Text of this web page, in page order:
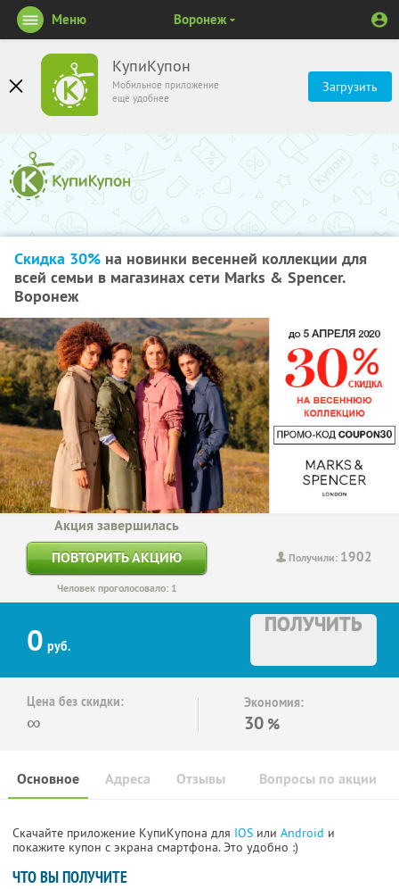
КупиКупон
Мобильное приложение
ещё удобнее
Загрузить
Меню Воронеж
Скидка 30% на новинки весенней коллекции для
всей семьи в магазинах сети Marks & Spencer.
Воронеж
Получили: 1902
Акция завершилась
ПОВТОРИТЬ АКЦИЮ
Человек проголосовало: 1
0 руб.
ПОЛУЧИТЬ
Цена без скидки:
∞
Экономия:
30 %
Основное Отзывы Вопросы по акции
Адреса
Скачайте приложение КупиКупона для IOS или Android и
покажите купон с экрана смартфона. Это удобно :)
ЧТО ВЫ ПОЛУЧИТЕ